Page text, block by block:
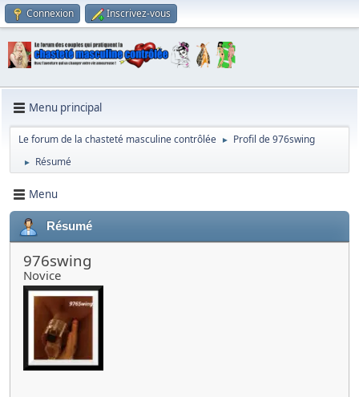
Connexion Inscrivez-vous
Menu principal
Le forum de la chasteté masculine contrôlée ► Profil de 976swing
► Résumé
Menu
Résumé
976swing
Novice